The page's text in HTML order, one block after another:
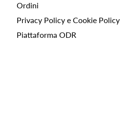
Ordini
Privacy Policy e Cookie Policy
Piattaforma ODR